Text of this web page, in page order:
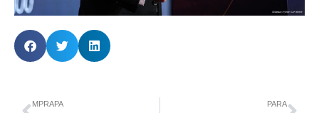
MPRAPA PARA